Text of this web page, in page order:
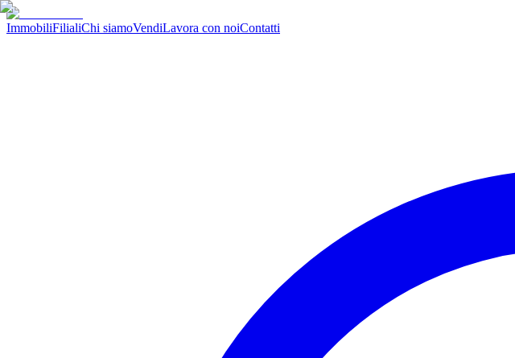
ImmobiliFilialiChi siamoVendiLavora con noiContatti